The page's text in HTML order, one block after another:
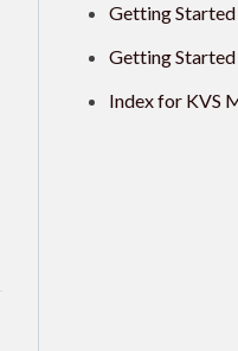
Getting Started
Getting Started
Index for KVS